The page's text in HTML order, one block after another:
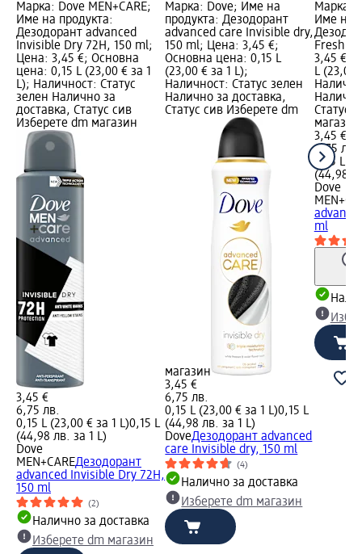
Марка: Dove MEN+CARE;
Име на продукта:
Дезодорант advanced
Invisible Dry 72H, 150 ml;
Цена: 3,45 €; Основна
цена: 0,15 L (23,00 € за 1
L); Наличност: Статус
зелен Налично за
доставка, Статус сив
Изберете dm магазин
3,45 €
6,75 лв.
0,15 L (23,00 € за 1 L)0,15 L
(44,98 лв. за 1 L)
Dove
MEN+CAREДезодорант
advanced Invisible Dry 72H,
150 ml
(2)
Налично за доставка
Изберете dm магазин
Марка: Dove; Име на
продукта: Дезодорант
advanced care Invisible dry,
150 ml; Цена: 3,45 €;
Основна цена: 0,15 L
(23,00 € за 1 L);
Наличност: Статус зелен
Налично за доставка,
Статус сив Изберете dm
магазин
3,45 €
6,75 лв.
0,15 L (23,00 € за 1 L)0,15 L
(44,98 лв. за 1 L)
DoveДезодорант advanced
care Invisible dry, 150 ml
(4)
Налично за доставка
Изберете dm магазин
Марка:
Име на
Fresh,
3,45 €;
L (23,00
Статус
магазин
3,45 €
6,75 лв.
0,15 L
(44,98
Dove
ml